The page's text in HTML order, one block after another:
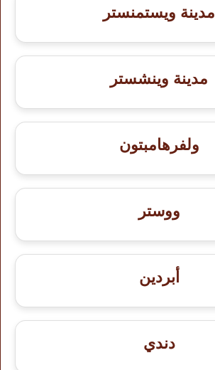
مدينة ويستمنستر
مدينة وينشستر
ولفرهامبتون
ووستر
أبردين
دندي